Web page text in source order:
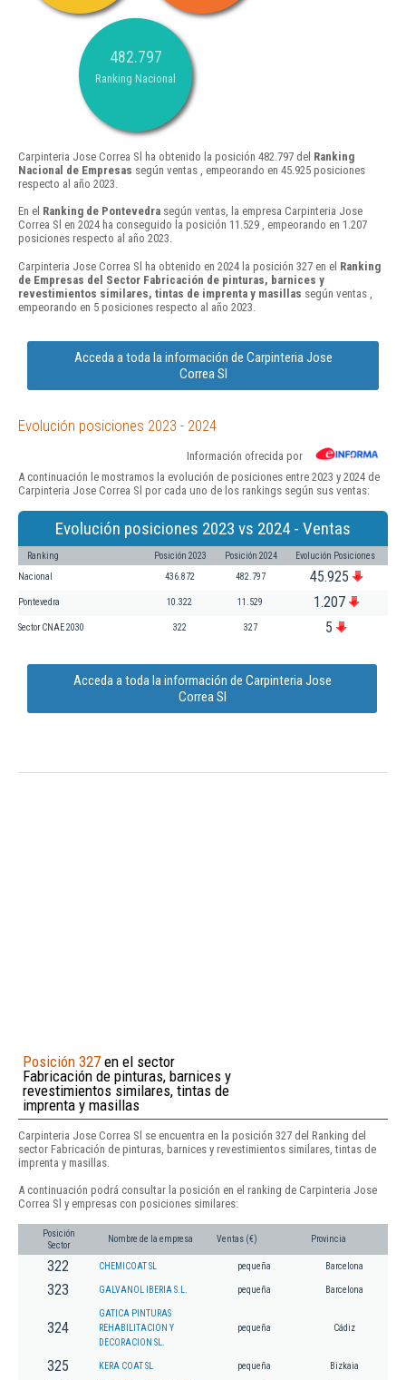
482.797
Ranking Nacional
Carpinteria Jose Correa Sl ha obtenido la posición 482.797 del Ranking
Nacional de Empresas según ventas , empeorando en 45.925 posiciones
respecto al año 2023.
En el Ranking de Pontevedra según ventas, la empresa Carpinteria Jose
Correa Sl en 2024 ha conseguido la posición 11.529 , empeorando en 1.207
posiciones respecto al año 2023.
Carpinteria Jose Correa Sl ha obtenido en 2024 la posición 327 en el Ranking
de Empresas del Sector Fabricación de pinturas, barnices y
revestimientos similares, tintas de imprenta y masillas según ventas ,
empeorando en 5 posiciones respecto al año 2023.
Acceda a toda la información de Carpinteria Jose
Correa Sl
Evolución posiciones 2023 - 2024
Información ofrecida por
A continuación le mostramos la evolución de posiciones entre 2023 y 2024 de
Carpinteria Jose Correa Sl por cada uno de los rankings según sus ventas:
Evolución posiciones 2023 vs 2024 - Ventas
Ranking Posición 2023 Posición 2024 Evolución Posiciones
Nacional 436.872 482.797 45.925
Pontevedra 10.322 11.529 1.207
Sector CNAE 2030 322 327 5
Acceda a toda la información de Carpinteria Jose
Correa Sl
Posición 327 en el sector
Fabricación de pinturas, barnices y
revestimientos similares, tintas de
imprenta y masillas
Carpinteria Jose Correa Sl se encuentra en la posición 327 del Ranking del
sector Fabricación de pinturas, barnices y revestimientos similares, tintas de
imprenta y masillas.
A continuación podrá consultar la posición en el ranking de Carpinteria Jose
Correa Sl y empresas con posiciones similares:
Posición
Sector
Nombre de la empresa Ventas (€) Provincia
322 CHEMICOAT SL pequeña Barcelona
323 GALVANOL IBERIA S.L. pequeña Barcelona
324
GATICA PINTURAS
REHABILITACION Y
DECORACION SL.
pequeña Cádiz
325 KERA COAT SL pequeña Bizkaia